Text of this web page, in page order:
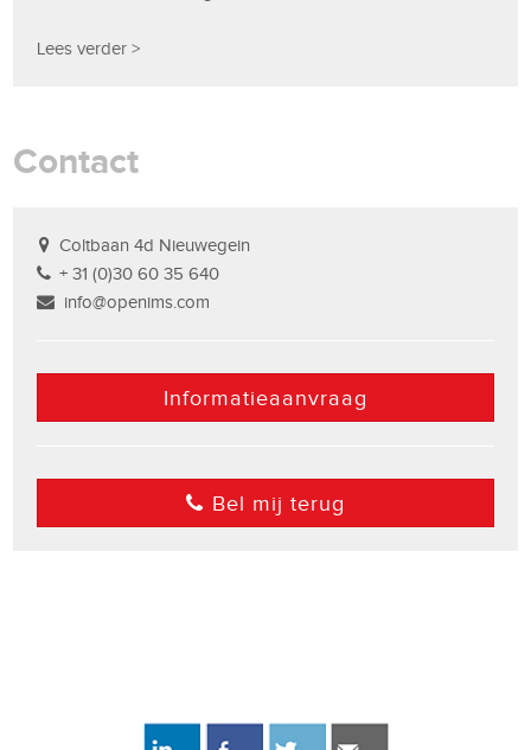
Lees verder >
Contact
Coltbaan 4d Nieuwegein
+ 31 (0)30 60 35 640
info@openims.com
Informatieaanvraag
Bel mij terug